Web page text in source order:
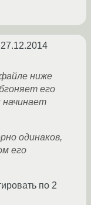
27.12.2014
ниже
его
начинает
одинаков,
его
по 2